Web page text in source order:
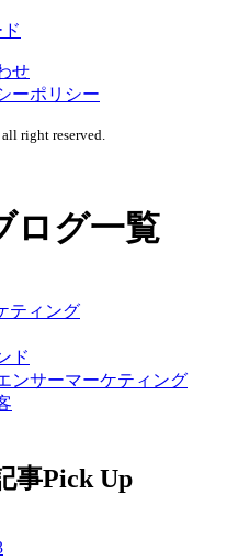
せ
ーポリシー
right reserved.
ログ一覧
ティング
ド
ンサーマーケティング
事Pick Up